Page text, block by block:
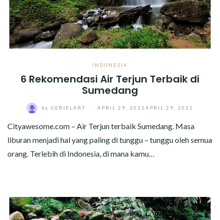
INDONESIA
6 Rekomendasi Air Terjun Terbaik di
Sumedang
by GERIELART APRIL 29, 2022 APRIL 29, 2022
Cityawesome.com – Air Terjun terbaik Sumedang. Masa
liburan menjadi hal yang paling di tunggu – tunggu oleh semua
orang. Terlebih di Indonesia, di mana kamu…